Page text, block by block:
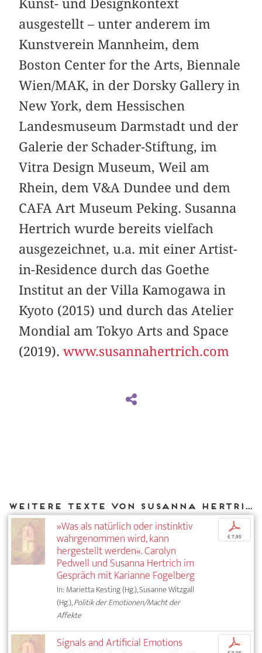
Kunst- und Designkontext
ausgestellt – unter anderem im
Kunstverein Mannheim, dem
Boston Center for the Arts, Biennale
Wien/MAK, in der Dorsky Gallery in
New York, dem Hessischen
Landesmuseum Darmstadt und der
Galerie der Schader-Stiftung, im
Vitra Design Museum, Weil am
Rhein, dem V&A Dundee und dem
CAFA Art Museum Peking. Susanna
Hertrich wurde bereits vielfach
ausgezeichnet, u.a. mit einer Artist-
in-Residence durch das Goethe
Institut an der Villa Kamogawa in
Kyoto (2015) und durch das Atelier
Mondial am Tokyo Arts and Space
(2019).www.susannahertrich.com
Weitere Texte von Susanna Hertrich bei DIAPHANES
»Was als natürlich oder instinktiv
wahrgenommen wird, kann
hergestellt werden«. Carolyn
Pedwell und Susanna Hertrich im
Gespräch mit Karianne Fogelberg
In: Marietta Kesting (Hg.), Susanne Witzgall
(Hg.),Politik der Emotionen/Macht der
Affekte
p
€ 7,95
Signals and Artificial Emotions p